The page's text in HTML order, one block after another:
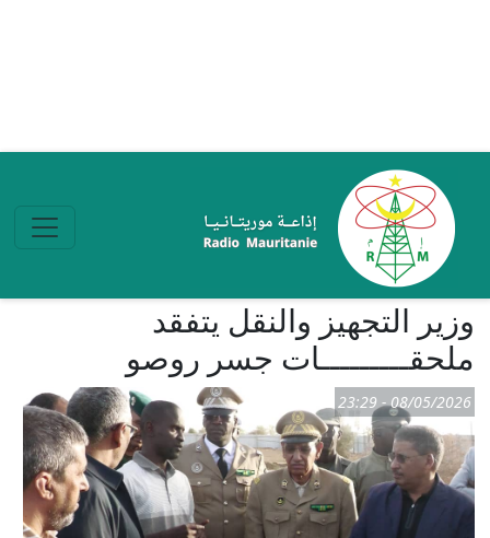
وزير التجهيز والنقل يتفقد
ملحقـــــــــات جسر روصو
08/05/2026 - 23:29